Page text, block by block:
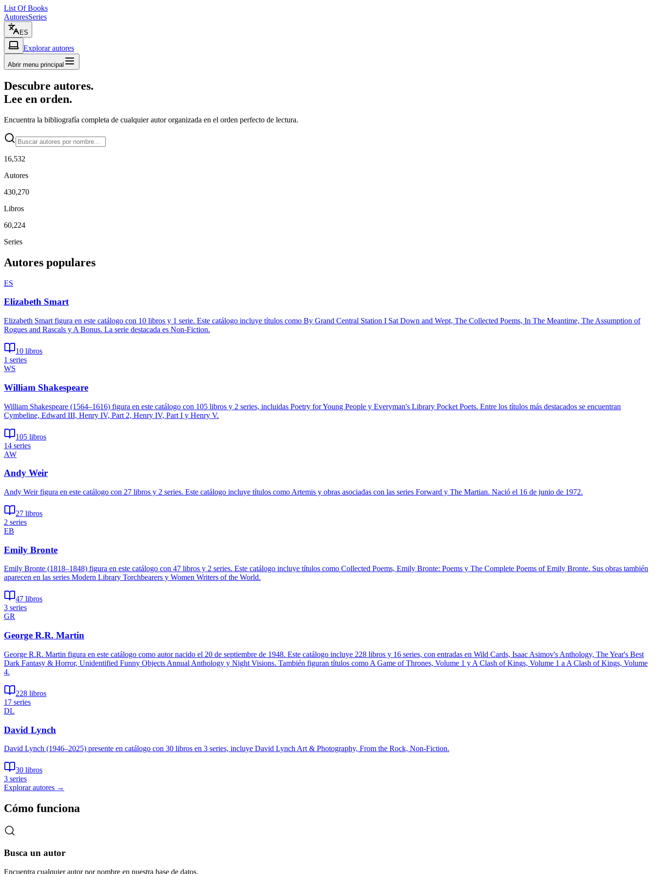
List Of Books
AutoresSeries
ES
Explorar autores
Abrir menu principal
Descubre autores.
Lee en orden.
Encuentra la bibliografía completa de cualquier autor organizada en el orden perfecto de lectura.
16,532
Autores
430,270
Libros
60,224
Series
Autores populares
ES
Elizabeth Smart
Elizabeth Smart figura en este catálogo con 10 libros y 1 serie. Este catálogo incluye títulos como By Grand Central Station I Sat Down and Wept, The Collected Poems, In The Meantime, The Assumption of
Rogues and Rascals y A Bonus. La serie destacada es Non-Fiction.
10 libros
1 series
WS
William Shakespeare
William Shakespeare (1564–1616) figura en este catálogo con 105 libros y 2 series, incluidas Poetry for Young People y Everyman's Library Pocket Poets. Entre los títulos más destacados se encuentran
Cymbeline, Edward III, Henry IV, Part 2, Henry IV, Part I y Henry V.
105 libros
14 series
AW
Andy Weir
Andy Weir figura en este catálogo con 27 libros y 2 series. Este catálogo incluye títulos como Artemis y obras asociadas con las series Forward y The Martian. Nació el 16 de junio de 1972.
27 libros
2 series
EB
Emily Bronte
Emily Bronte (1818–1848) figura en este catálogo con 47 libros y 2 series. Este catálogo incluye títulos como Collected Poems, Emily Bronte: Poems y The Complete Poems of Emily Bronte. Sus obras también
aparecen en las series Modern Library Torchbearers y Women Writers of the World.
47 libros
3 series
GR
George R.R. Martin
George R.R. Martin figura en este catálogo como autor nacido el 20 de septiembre de 1948. Este catálogo incluye 228 libros y 16 series, con entradas en Wild Cards, Isaac Asimov's Anthology, The Year's Best
Dark Fantasy & Horror, Unidentified Funny Objects Annual Anthology y Night Visions. También figuran títulos como A Game of Thrones, Volume 1 y A Clash of Kings, Volume 1 a A Clash of Kings, Volume
4.
228 libros
17 series
DL
David Lynch
David Lynch (1946–2025) presente en catálogo con 30 libros en 3 series, incluye David Lynch Art & Photography, From the Rock, Non-Fiction.
30 libros
3 series
Explorar autores →
Cómo funciona
Busca un autor
Encuentra cualquier autor por nombre en nuestra base de datos.